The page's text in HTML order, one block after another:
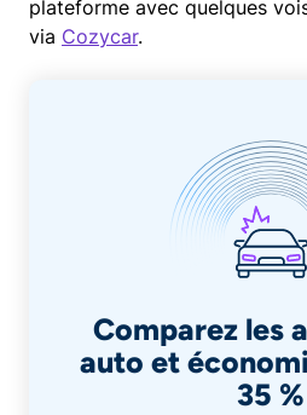
plateforme avec quelques
via Cozycar.
Comparez les
auto et
35 %